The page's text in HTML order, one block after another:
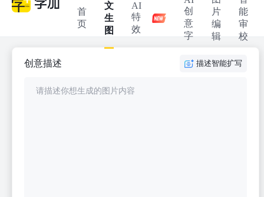
首
页
文
生
图
AI
特
效
创
意
字
片
编
辑
能
审
校
创意描述 描述智能扩写
请描述你想生成的图片内容